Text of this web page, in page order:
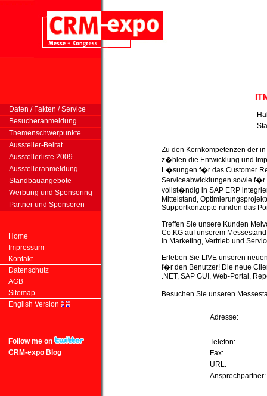
Daten / Fakten / Service
Besucheranmeldung
Themenschwerpunkte
Aussteller-Beirat
Ausstellerliste 2009
Ausstelleranmeldung
Standbauangebote
Werbung und Sponsoring
Partner und Sponsoren
Home
Impressum
Kontakt
Datenschutz
AGB
Sitemap
English Version
Follow me on
CRM-expo Blog
Zu den Kernkompetenzen der
z�hlen die Entwicklung und
L�sungen f�r das Customer
Serviceabwicklungen sowie
vollst�ndig in SAP ERP
Mittelstand,
Supportkonzepte runden das
Treffen Sie unsere Kunden
Co.KG auf unserem
in Marketing, Vertrieb und
Erleben Sie LIVE unseren
f�r den Benutzer! Die neue
.NET, SAP GUI, Web-Portal,
Besuchen Sie unseren
Adresse:
Telefon:
Fax:
URL:
Ansprechpartner: